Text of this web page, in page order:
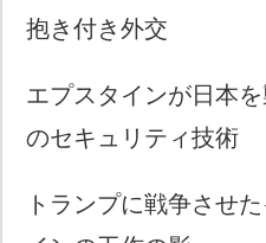
抱き付き外交
エプスタインが日本
のセキュリティ技術
トランプに戦争させ